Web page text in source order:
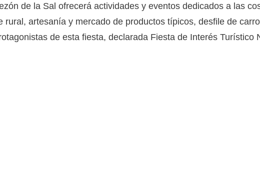
de la Sal ofrecerá actividades y eventos dedicados a las
artesanía y mercado de productos típicos, desfile de
de esta fiesta, declarada Fiesta de Interés Turístico